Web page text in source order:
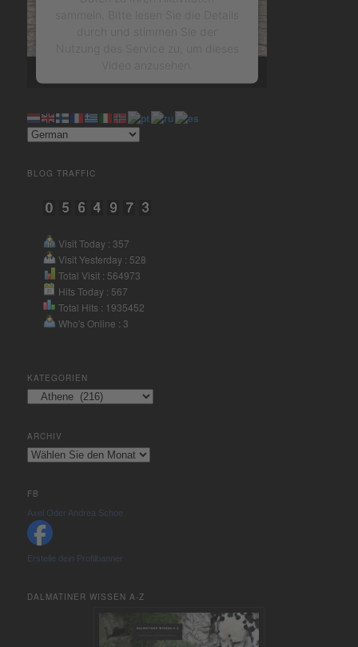
Mehr Informationen
Consent Management Platform
eRecht24
BLOG TRAFFIC
Visit Today : 357
Visit Yesterday : 528
Total Visit : 564973
Hits Today : 567
Total Hits : 1935452
Who's Online : 3
KATEGORIEN
Kategorien
ARCHIV
Archiv
FB
Axel Oder Andrea Schoe
Erstelle dein Profilbanner
DALMATINER WISSEN A-Z